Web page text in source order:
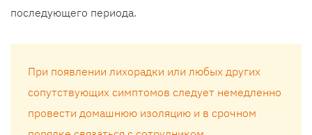
последующего периода.
При появлении лихорадки или любых других
сопутствующих симптомов следует немедленно
провести домашнюю изоляцию и в срочном